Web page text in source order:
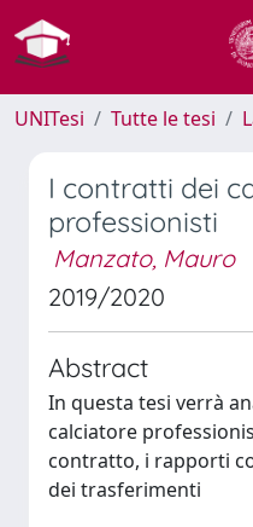
UNITesi Tutte le tesi
I contratti dei
professionisti
Manzato, Mauro
2019/2020
Abstract
In questa tesi verrà
calciatore
contratto, i rapporti
dei trasferimenti